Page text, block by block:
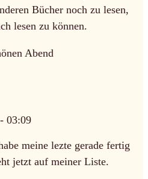
Bücher noch zu lesen,
lesen zu können.
Abend
03:09
meine lezte gerade fertig
jetzt auf meiner Liste.